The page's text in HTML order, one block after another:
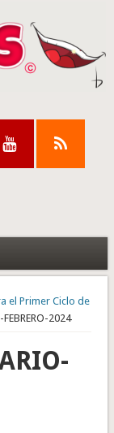
el Primer Ciclo de
2024